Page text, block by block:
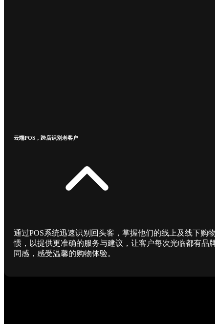
云端POS，跨店识别老客户
通过POS系统迅速识别回头客，掌握他们的线上及线下购物
惯，以提供更准确的服务与建议，让客户每次光临都有品牌
同感，感受温馨的购物体验。